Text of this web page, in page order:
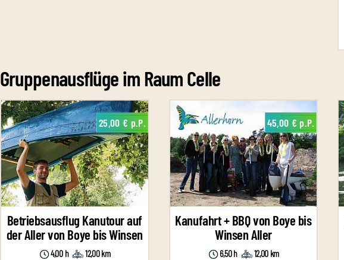
Gruppenausflüge im Raum Celle
25,00 € p.P.
Betriebsausflug Kanutour auf
der Aller von Boye bis Winsen
4,00 h 12,00 km
45,00 € p.P.
Kanufahrt + BBQ von Boye bis
Winsen Aller
6,50 h 12,00 km